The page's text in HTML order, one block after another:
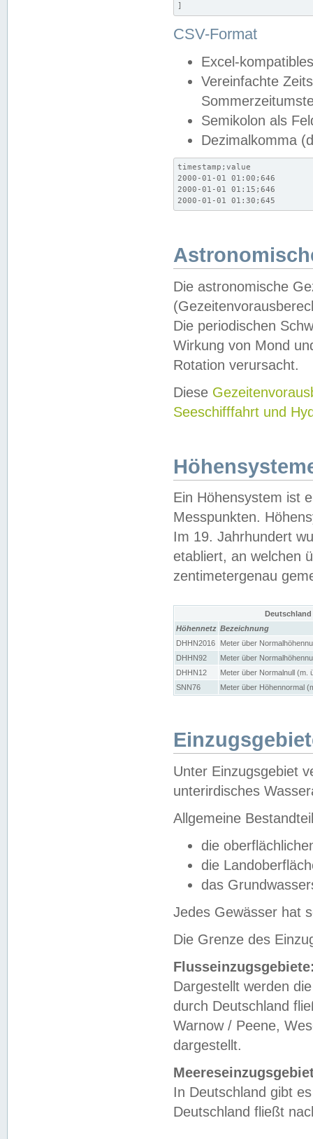
]
CSV-Format
Excel-
Vereinfachte
Semikolon als
Dezimalkomma
timestamp;value
2000-01-01 01:00;646
2000-01-01 01:15;646
2000-01-01 01:30;645
Die astronomische
Die periodischen
Wirkung von Mond
Rotation verursacht.
Diese
Seeschifffahrt und
Ein Höhensystem ist
Messpunkten.
Im 19. Jahrhundert
etabliert, an welchen
zentimetergenau
Höhennetz Bezeichnung
DHHN2016
Meter über
DHHN92
Meter über
DHHN12
Meter über Normalnull (m.
SNN76
Meter über Höhennormal
Unter Einzugsgebiet
unterirdisches
Allgemeine
die
die
das
Jedes Gewässer hat
Die Grenze des
Dargestellt werden
durch Deutschland
Warnow / Peene,
dargestellt.
In Deutschland gibt
Deutschland fließt